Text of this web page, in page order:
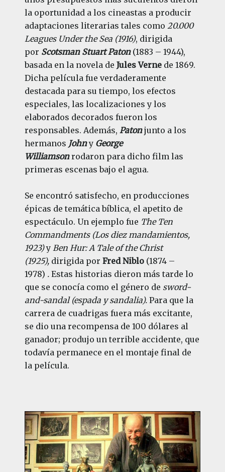
la oportunidad a los cineastas a producir
adaptaciones literarias tales como 20.000
Leagues Under the Sea (1916), dirigida
por Scotsman Stuart Paton(1883 – 1944),
basada en la novela de Jules Vernede 1869.
Dicha película fue verdaderamente
destacada para su tiempo, los efectos
especiales, las localizaciones y los
elaborados decorados fueron los
responsables. Además, Patonjunto a los
hermanos Johny George
Williamsonrodaron para dicho film las
primeras escenas bajo el agua.
Se encontró satisfecho, en producciones
épicas de temática bíblica, el apetito de
espectáculo. Un ejemplo fue The Ten
Commandments (Los diez mandamientos,
1923)y Ben Hur: A Tale of the Christ
(1925), dirigida por Fred Niblo(1874 –
1978) . Estas historias dieron más tarde lo
que se conocía como el género de sword-
and-sandal (espada y sandalia).Para que la
carrera de cuadrigas fuera más excitante,
se dio una recompensa de 100 dólares al
ganador; produjo un terrible accidente, que
todavía permanece en el montaje final de
la película.